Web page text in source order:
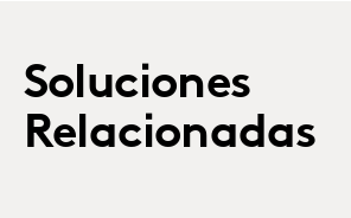
Soluciones
Relacionadas